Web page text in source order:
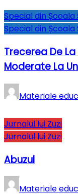
Special din Școala
Special din Școala
Trecerea De
Moderate La
Materiale
Jurnalul lui Zuzi
Jurnalul lui Zuzi
Abuzul
Materiale